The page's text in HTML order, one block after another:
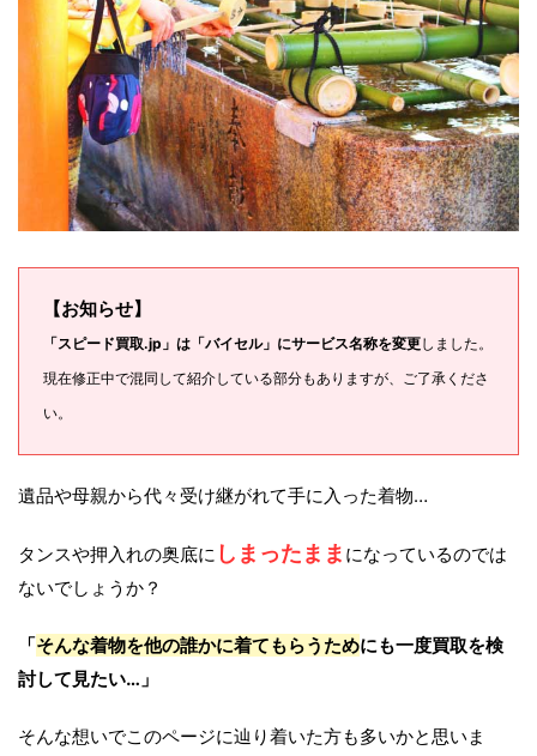
【お知らせ】
「スピード買取.jp」は「バイセル」にサービス名称を変更しました。
現在修正中で混同して紹介している部分もありますが、ご了承くださ
い。
遺品や母親から代々受け継がれて手に入った着物…
タンスや押入れの奥底に しまったまま になっているのでは
ないでしょうか？
「そんな着物を他の誰かに着てもらうためにも一度買取を検
討して見たい…」
そんな想いでこのページに辿り着いた方も多いかと思いま